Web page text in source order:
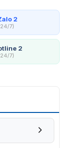
2
7)
2
7)